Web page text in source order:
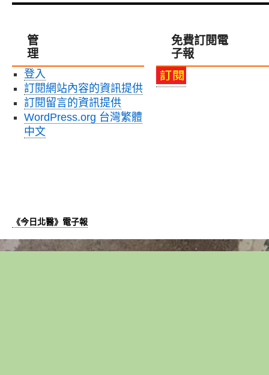
管
理
登入
訂閱網站內容的資訊提供
訂閱留言的資訊提供
WordPress.org 台灣繁體
中文
免費訂閱電
子報
《今日北醫》電子報